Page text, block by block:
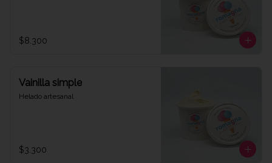
$8.300
Vainilla simple
Helado artesanal
$3.300